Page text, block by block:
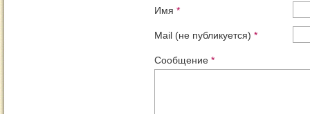
Имя *
Mail (не публикуется) *
Сообщение *